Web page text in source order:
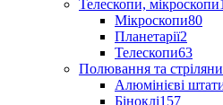
Телескопи, мікроскопи
Мікроскопи80
Планетарії2
Телескопи63
Полювання та
Алюмінієві
Біноклі157